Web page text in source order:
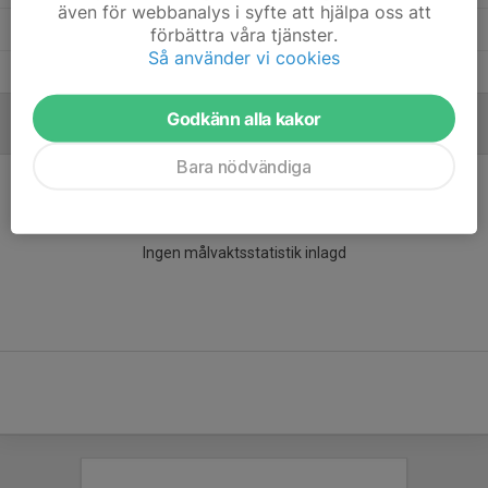
Alice Kangefjärd 5 0
Agnes Brink
MÅLVAKTER
Ingen målvaktsstatistik inlagd
även för webbanalys i syfte att hjälpa oss att
förbättra våra tjänster.
Så använder vi cookies
Godkänn alla kakor
Bara nödvändiga